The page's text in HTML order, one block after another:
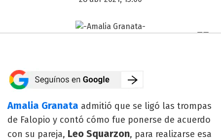
Amalia Granata admitió que se ligó las trompas
de Falopio y contó cómo fue ponerse de acuerdo
con su pareja, Leo Squarzon, para realizarse esa